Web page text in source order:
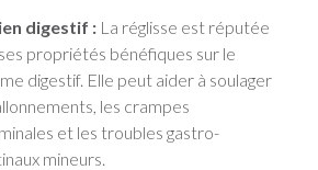
digestif :La réglisse est réputée
propriétés bénéfiques sur le
digestif. Elle peut aider à soulager
les crampes
et les troubles gastro-
mineurs.